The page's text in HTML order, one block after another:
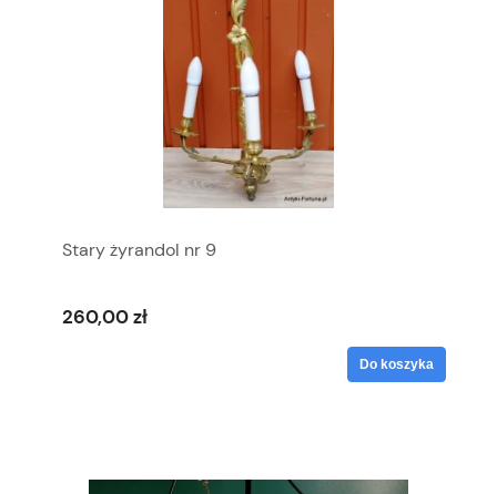
Stary żyrandol nr 9
260,00 zł
Do koszyka